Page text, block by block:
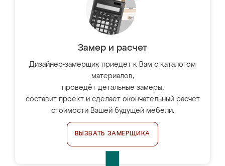
Замер и расчет
Дизайнер-замерщик приедет к Вам с каталогом
материалов,
проведёт детальные замеры,
составит проект и сделает окончательный расчёт
стоимости Вашей будущей мебели.
ВЫЗВАТЬ ЗАМЕРЩИКА